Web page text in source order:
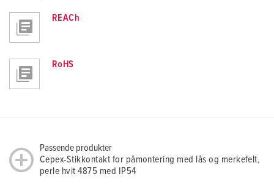
REACh
RoHS
Passende produkter
Cepex-Stikkontakt for påmontering med lås og merkefelt,
perle hvit 4875 med IP54